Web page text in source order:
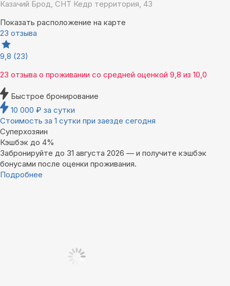
Казачий Брод, СНТ Кедр территория, 43
Показать расположение на карте
23 отзыва
9,8 (23)
23 отзыва о проживании со средней оценкой 9,8 из 10,0
Быстрое бронирование
10 000 ₽ за сутки
Стоимость за 1 сутки при заезде сегодня
Суперхозяин
Кэшбэк до 4%
Забронируйте до 31 августа 2026 — и получите кэшбэк
бонусами после оценки проживания.
Подробнее